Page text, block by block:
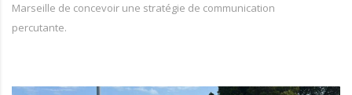
Marseille de concevoir une stratégie de communication
percutante.